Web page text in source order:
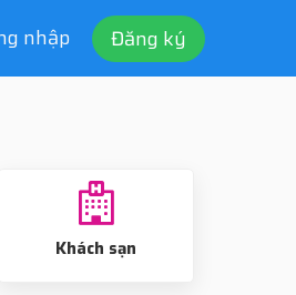
nhập Đăng ký
Khách sạn